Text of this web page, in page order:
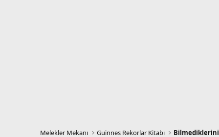
Melekler Mekanı Guinnes Rekorlar Kitabı